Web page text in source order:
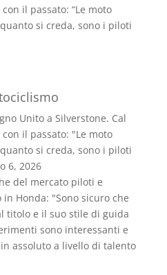
il passato: “Le moto
si creda, sono i piloti
Unito a Silverstone. Cal
il passato: "Le moto
si creda, sono i piloti
6, 2026
del mercato piloti e
Honda: "Sono sicuro che
titolo e il suo stile di guida
sono interessanti e
assoluto a livello di talento